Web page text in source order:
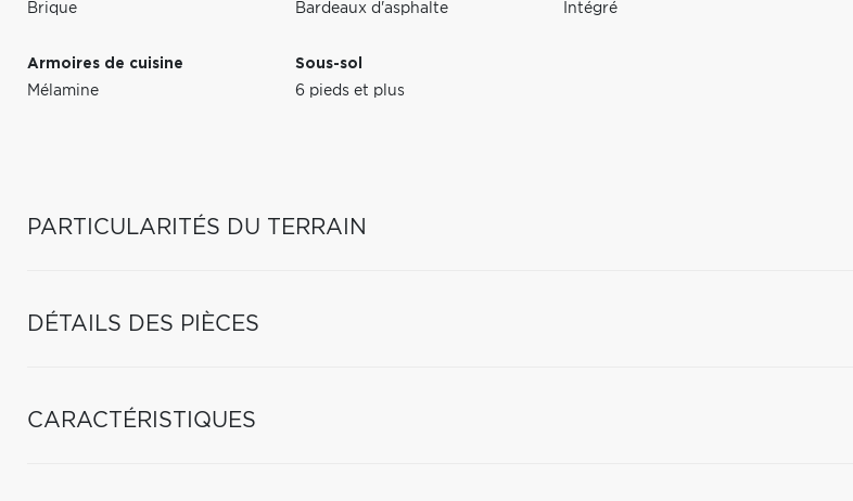
Brique
Bardeaux d'asphalte
Intégré
Armoires de cuisine
Mélamine
Sous-sol
6 pieds et plus
PARTICULARITÉS DU TERRAIN
DÉTAILS DES PIÈCES
CARACTÉRISTIQUES